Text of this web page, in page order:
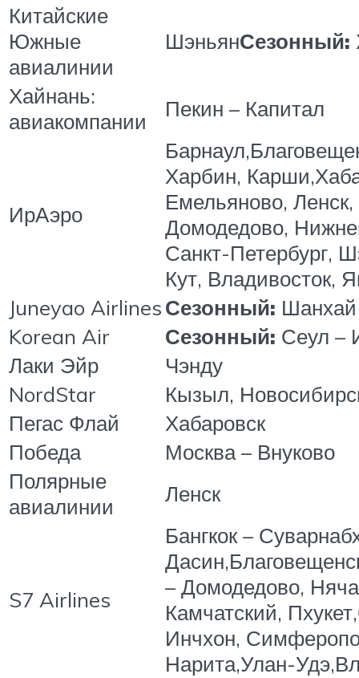
Китайские
Южные
авиалинии
ШэньянСезонный:
Хайнань:
авиакомпании
Пекин – Капитал
ИрАэро
Харбин,
Емельяново,
Домодедово,
Санкт-Петербург,
Кут, Владивосток,
Juneyao AirlinesСезонный:
Korean Air
Сезонный: Сеул –
Лаки Эйр
Чэнду
NordStar
Кызыл,
Пегас Флай
Хабаровск
Победа
Москва – Внуково
Полярные
авиалинии
Ленск
S7 Airlines
Бангкок –
– Домодедово,
Камчатский,
Инчхон,
Нарита,Улан-